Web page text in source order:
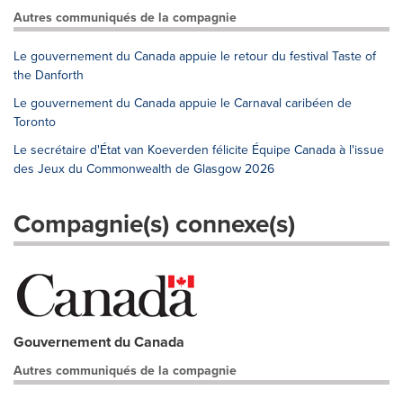
Autres communiqués de la compagnie
Le gouvernement du Canada appuie le retour du festival Taste of
the Danforth
Le gouvernement du Canada appuie le Carnaval caribéen de
Toronto
Le secrétaire d'État van Koeverden félicite Équipe Canada à l'issue
des Jeux du Commonwealth de Glasgow 2026
Compagnie(s) connexe(s)
Gouvernement du Canada
Autres communiqués de la compagnie